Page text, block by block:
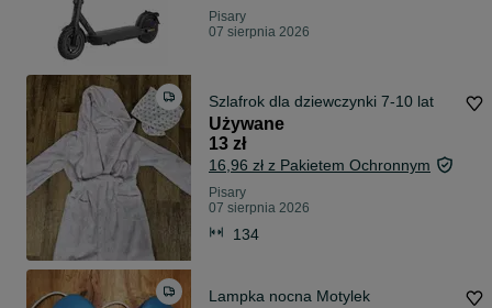
Pisary
07 sierpnia 2026
Szlafrok dla dziewczynki 7-10 lat
Używane
13 zł
16,96 zł z Pakietem Ochronnym
Pisary
07 sierpnia 2026
134
Lampka nocna Motylek